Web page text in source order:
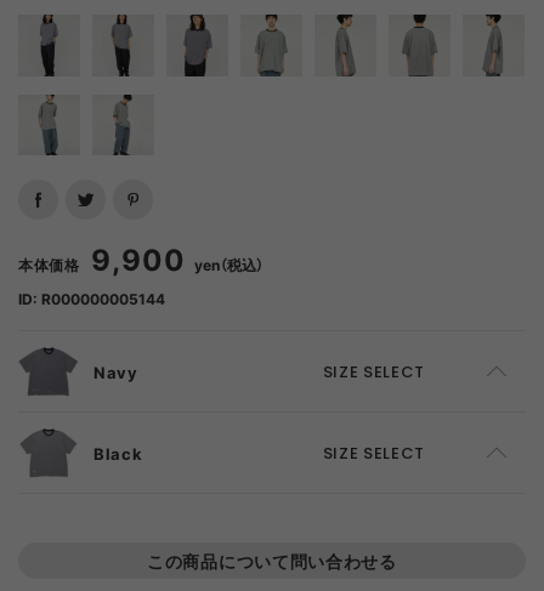
本体価格 9,900 yen（税込）
ID: R000000005144
Navy SIZE SELECT
ADD TO CART
Black SIZE SELECT
この商品について問い合わせる